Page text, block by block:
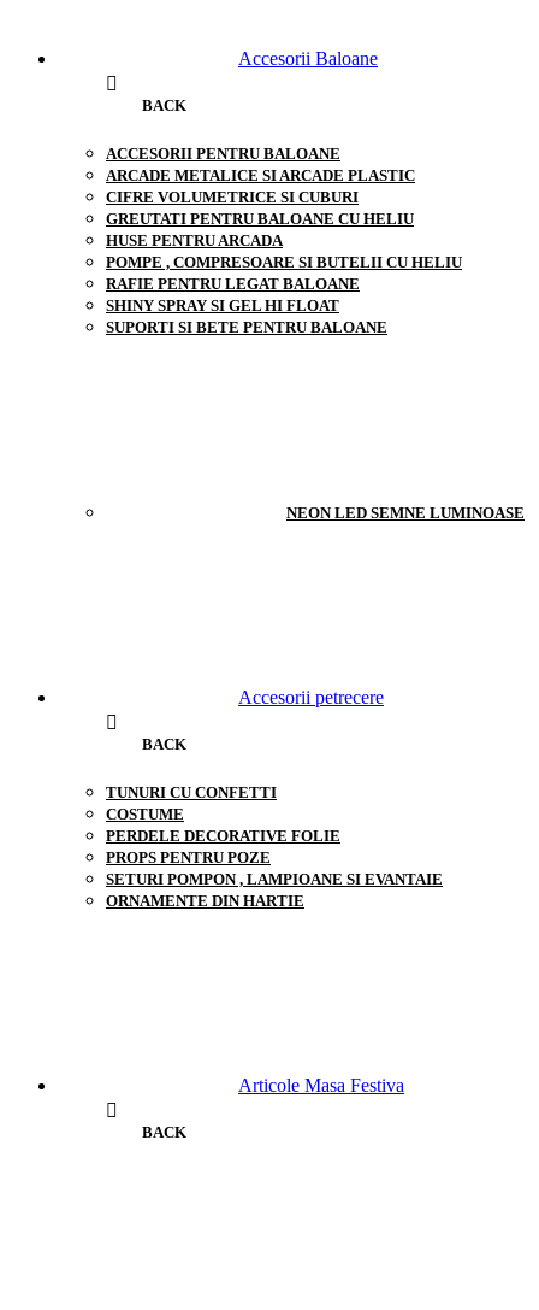
Accesorii Baloane
BACK
ACCESORII PENTRU BALOANE
ARCADE METALICE SI ARCADE PLASTIC
CIFRE VOLUMETRICE SI CUBURI
GREUTATI PENTRU BALOANE CU HELIU
HUSE PENTRU ARCADA
POMPE , COMPRESOARE SI BUTELII CU HELIU
RAFIE PENTRU LEGAT BALOANE
SHINY SPRAY SI GEL HI FLOAT
SUPORTI SI BETE PENTRU BALOANE
NEON LED SEMNE LUMINOASE
Accesorii petrecere
BACK
TUNURI CU CONFETTI
COSTUME
PERDELE DECORATIVE FOLIE
PROPS PENTRU POZE
SETURI POMPON , LAMPIOANE SI EVANTAIE
ORNAMENTE DIN HARTIE
Articole Masa Festiva
BACK